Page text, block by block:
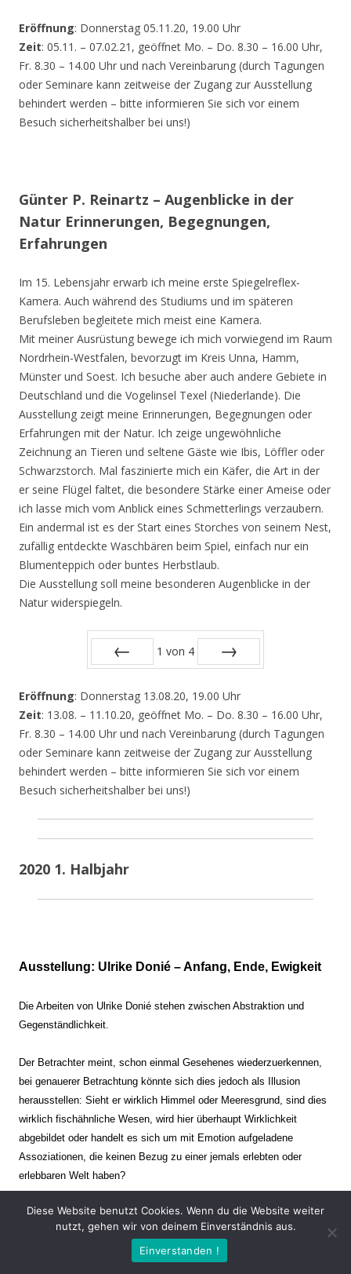
Eröffnung: Donnerstag 05.11.20, 19.00 Uhr
Zeit: 05.11. – 07.02.21, geöffnet Mo. – Do. 8.30 – 16.00 Uhr,
Fr. 8.30 – 14.00 Uhr und nach Vereinbarung (durch Tagungen
oder Seminare kann zeitweise der Zugang zur Ausstellung
behindert werden – bitte informieren Sie sich vor einem
Besuch sicherheitshalber bei uns!)
Günter P. Reinartz – Augenblicke in der
Natur Erinnerungen, Begegnungen,
Erfahrungen
Im 15. Lebensjahr erwarb ich meine erste Spiegelreflex-
Kamera. Auch während des Studiums und im späteren
Berufsleben begleitete mich meist eine Kamera.
Mit meiner Ausrüstung bewege ich mich vorwiegend im Raum
Nordrhein-Westfalen, bevorzugt im Kreis Unna, Hamm,
Münster und Soest. Ich besuche aber auch andere Gebiete in
Deutschland und die Vogelinsel Texel (Niederlande). Die
Ausstellung zeigt meine Erinnerungen, Begegnungen oder
Erfahrungen mit der Natur. Ich zeige ungewöhnliche
Zeichnung an Tieren und seltene Gäste wie Ibis, Löffler oder
Schwarzstorch. Mal faszinierte mich ein Käfer, die Art in der
er seine Flügel faltet, die besondere Stärke einer Ameise oder
ich lasse mich vom Anblick eines Schmetterlings verzaubern.
Ein andermal ist es der Start eines Storches von seinem Nest,
zufällig entdeckte Waschbären beim Spiel, einfach nur ein
Blumenteppich oder buntes Herbstlaub.
Die Ausstellung soll meine besonderen Augenblicke in der
Natur widerspiegeln.
1 von 4
Eröffnung: Donnerstag 13.08.20, 19.00 Uhr
Zeit: 13.08. – 11.10.20, geöffnet Mo. – Do. 8.30 – 16.00 Uhr,
Fr. 8.30 – 14.00 Uhr und nach Vereinbarung (durch Tagungen
oder Seminare kann zeitweise der Zugang zur Ausstellung
behindert werden – bitte informieren Sie sich vor einem
Besuch sicherheitshalber bei uns!)
2020 1. Halbjahr
Ausstellung: Ulrike Donié – Anfang, Ende, Ewigkeit
Die Arbeiten von Ulrike Donié stehen zwischen Abstraktion und
Gegenständlichkeit.
Der Betrachter meint, schon einmal Gesehenes wiederzuerkennen,
bei genauerer Betrachtung könnte sich dies jedoch als Illusion
herausstellen: Sieht er wirklich Himmel oder Meeresgrund, sind dies
wirklich fischähnliche Wesen, wird hier überhaupt Wirklichkeit
abgebildet oder handelt es sich um mit Emotion aufgeladene
Assoziationen, die keinen Bezug zu einer jemals erlebten oder
erlebbaren Welt haben?
Verharren und Dynamik stehen sich dabei gegenüber. Zeit steht still
oder verrinnt im Nu. Es soll dabei eine Spannung, auch farblich, bis
zur Schmerzgrenze erzeugt werden. Die Arbeiten stellen ambivalente
Diese Website benutzt Cookies. Wenn du die Website weiter
nutzt, gehen wir von deinem Einverständnis aus.
Einverstanden !